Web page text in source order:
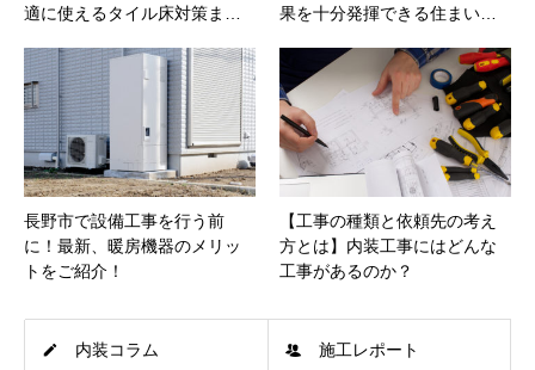
適に使えるタイル床対策ま…
果を十分発揮できる住まい…
長野市で設備工事を行う前
に！最新、暖房機器のメリッ
トをご紹介！
【工事の種類と依頼先の考え
方とは】内装工事にはどんな
工事があるのか？
内装コラム 施工レポート